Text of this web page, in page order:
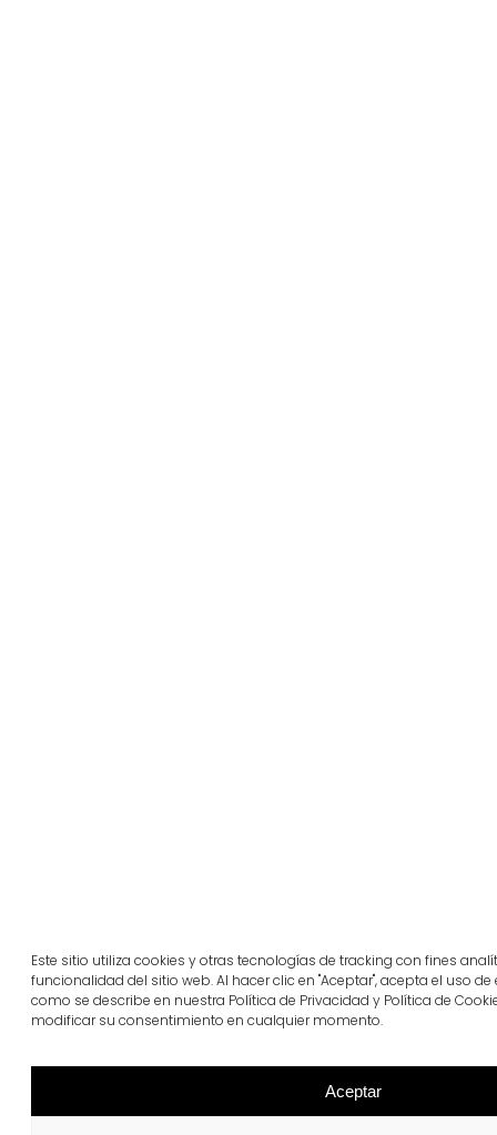
Este sitio utiliza cookies y otras tecnologías de tracking con fines
funcionalidad del sitio web. Al hacer clic en "Aceptar", acepta el uso
como se describe en nuestra Política de Privacidad y Política de
modificar su consentimiento en cualquier momento.
Aceptar